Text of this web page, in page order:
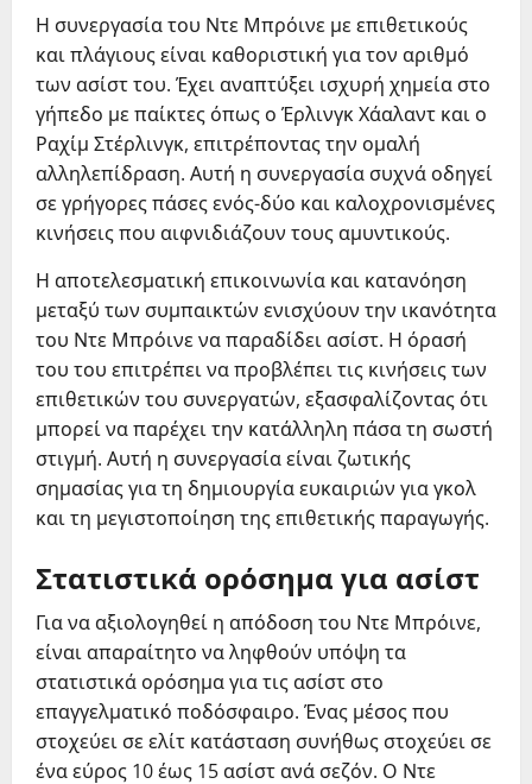
Η συνεργασία του Ντε Μπρόινε με επιθετικούς
και πλάγιους είναι καθοριστική για τον αριθμό
των ασίστ του. Έχει αναπτύξει ισχυρή χημεία στο
γήπεδο με παίκτες όπως ο Έρλινγκ Χάαλαντ και ο
Ραχίμ Στέρλινγκ, επιτρέποντας την ομαλή
αλληλεπίδραση. Αυτή η συνεργασία συχνά οδηγεί
σε γρήγορες πάσες ενός-δύο και καλοχρονισμένες
κινήσεις που αιφνιδιάζουν τους αμυντικούς.
Η αποτελεσματική επικοινωνία και κατανόηση
μεταξύ των συμπαικτών ενισχύουν την ικανότητα
του Ντε Μπρόινε να παραδίδει ασίστ. Η όρασή
του του επιτρέπει να προβλέπει τις κινήσεις των
επιθετικών του συνεργατών, εξασφαλίζοντας ότι
μπορεί να παρέχει την κατάλληλη πάσα τη σωστή
στιγμή. Αυτή η συνεργασία είναι ζωτικής
σημασίας για τη δημιουργία ευκαιριών για γκολ
και τη μεγιστοποίηση της επιθετικής παραγωγής.
Στατιστικά ορόσημα για ασίστ
Για να αξιολογηθεί η απόδοση του Ντε Μπρόινε,
είναι απαραίτητο να ληφθούν υπόψη τα
στατιστικά ορόσημα για τις ασίστ στο
επαγγελματικό ποδόσφαιρο. Ένας μέσος που
στοχεύει σε ελίτ κατάσταση συνήθως στοχεύει σε
ένα εύρος 10 έως 15 ασίστ ανά σεζόν. Ο Ντε